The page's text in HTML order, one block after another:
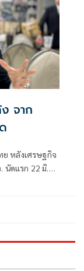
จาก
หลังเศรษฐกิจ
ดแรก 22 มิ.ย.